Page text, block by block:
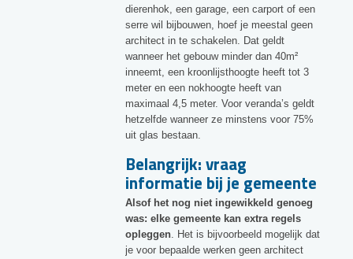
dierenhok, een garage, een carport of een
serre wil bijbouwen, hoef je meestal geen
architect in te schakelen. Dat geldt
wanneer het gebouw minder dan 40m²
inneemt, een kroonlijsthoogte heeft tot 3
meter en een nokhoogte heeft van
maximaal 4,5 meter. Voor veranda’s geldt
hetzelfde wanneer ze minstens voor 75%
uit glas bestaan.
Belangrijk: vraag
informatie bij je gemeente
Alsof het nog niet ingewikkeld genoeg
was: elke gemeente kan extra regels
opleggen. Het is bijvoorbeeld mogelijk dat
je voor bepaalde werken geen architect